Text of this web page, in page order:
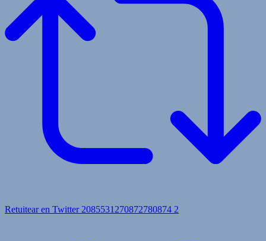
Retuitear en Twitter 2085531270872780874 2